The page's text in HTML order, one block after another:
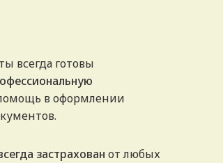
всегда готовы
в оформлении
застрахован от любых